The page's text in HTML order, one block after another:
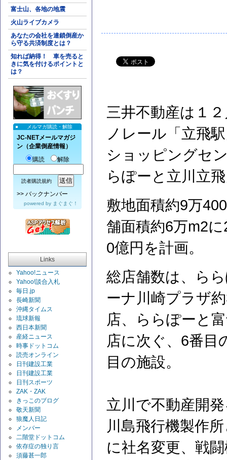
富士山、各地の地震
火山ライブカメラ
あなたの会社を連鎖倒産か
ら守る共済制度とは？
知れば納得！ 車を売ると
きに気を付けるポイントと
は？
メルマガ購読・解除
JC-NETメールマガジ
ン（企業倒産情報）
購読
解除
読者購読規約
>> バックナンバー
powered by まぐまぐ！
Links
Yahoo!ニュース
Yahoo!談合入札
毎日.jp
長崎新聞
沖縄タイムス
琉球新報
西日本新聞
産経ニュース
時事ドットコム
読売オンライン
日刊建設工業
日刊建設工業
日刊スポーツ
ZAK・ZAK
きっこのブログ
敬天新聞
狼魔人日記
メンバー
二階堂ドットコム
依存症の独り言
須藤甚一郎
三井不動産は１
ノレール「立飛
ショッピングセ
らぽーと立川立
敷地面積約9万
舗面積約6万m2
0億円を計画。
総店舗数は、ら
ーナ川崎プラザ
店、ららぽーと
店に次ぐ、6番目
目の施設。
立川で不動産開
川島飛行機製作
に社名変更、戦